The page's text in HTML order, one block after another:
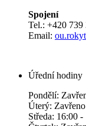
Spojení
Tel.: +420 739
Email:
Úřední hodiny
Pondělí:
Úterý: Zavřeno
Středa: 16:00 -